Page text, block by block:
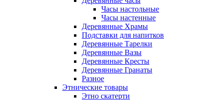
Часы настольные
Часы настенные
Деревянные Храмы
Подставки для напитков
Деревянные Тарелки
Деревянные Вазы
Деревянные Кресты
Деревянные Гранаты
Разное
Этнические товары
Этно скатерти